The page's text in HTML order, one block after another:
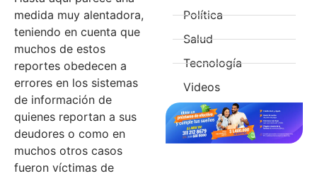
medida muy alentadora,
teniendo en cuenta que
muchos de estos
reportes obedecen a
errores en los sistemas
de información de
quienes reportan a sus
deudores o como en
muchos otros casos
fueron víctimas de
Política
Salud
Tecnología
Videos